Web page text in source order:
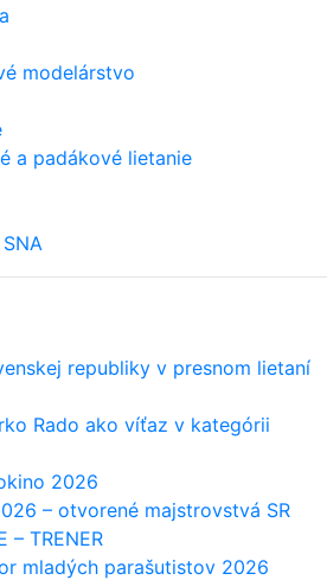
modelárstvo
a padákové lietanie
republiky v presnom lietaní
Rado ako víťaz v kategórii
2026
– otvorené majstrovstvá SR
– TRENER
mladých parašutistov 2026